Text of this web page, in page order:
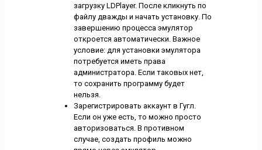
загрузку LDPlayer. После кликнуть по
файлу дважды и начать установку. По
завершению процесса эмулятор
откроется автоматически. Важное
условие: для установки эмулятора
потребуется иметь права
администратора. Если таковых нет,
то сохранить программу будет
нельзя.
Зарегистрировать аккаунт в Гугл.
Если он уже есть, то можно просто
авторизоваться. В противном
случае, создать профиль можно